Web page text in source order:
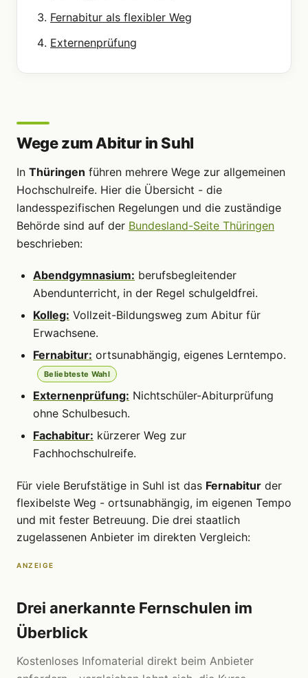
Fernabitur als flexibler Weg
Externenprüfung
Wege zum Abitur in Suhl
In Thüringen führen mehrere Wege zur allgemeinen
Hochschulreife. Hier die Übersicht - die
landesspezifischen Regelungen und die zuständige
Behörde sind auf der Bundesland-Seite Thüringen
beschrieben:
Abendgymnasium: berufsbegleitender
Abendunterricht, in der Regel schulgeldfrei.
Kolleg: Vollzeit-Bildungsweg zum Abitur für
Erwachsene.
Fernabitur: ortsunabhängig, eigenes Lerntempo.
Beliebteste Wahl
Externenprüfung: Nichtschüler-Abiturprüfung
ohne Schulbesuch.
Fachabitur: kürzerer Weg zur
Fachhochschulreife.
Für viele Berufstätige in Suhl ist das Fernabitur der
flexibelste Weg - ortsunabhängig, im eigenen Tempo
und mit fester Betreuung. Die drei staatlich
zugelassenen Anbieter im direkten Vergleich:
ANZEIGE
Drei anerkannte Fernschulen im
Überblick
Kostenloses Infomaterial direkt beim Anbieter